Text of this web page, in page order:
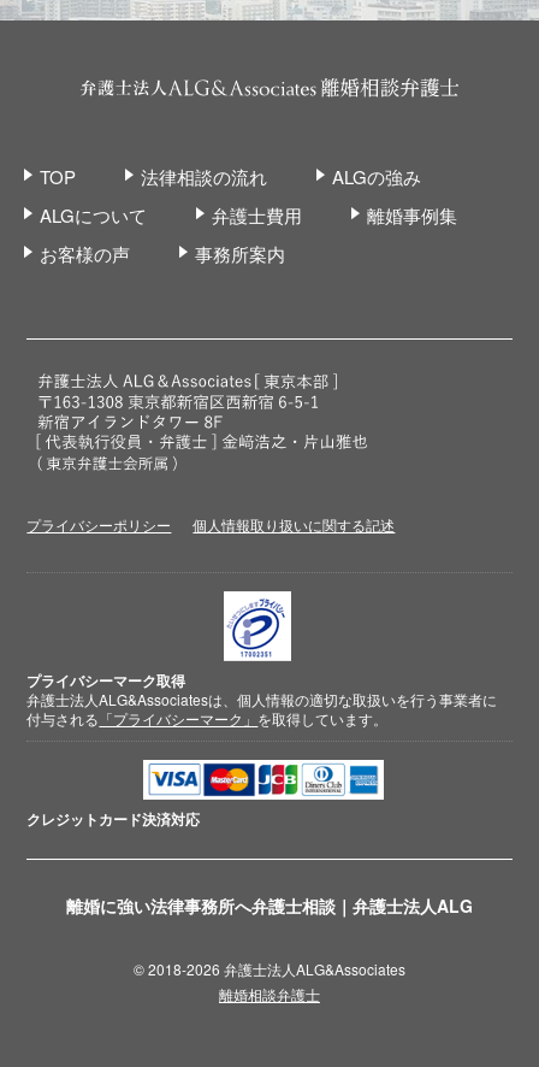
離婚に強い法律事務所へ弁護士相談｜弁護士法人ALG
TOP 法律相談の流れ
ALGの強み
ALGについて
弁護士費用
離婚事例集
お客様の声
事務所案内
プライバシーポリシー 個人情報取り扱いに関する記述
プライバシーマーク取得
弁護士法人ALG&Associatesは、個人情報の適切な取扱いを行う事業者に
付与される 「プライバシーマーク」 を取得しています。
クレジットカード決済対応
© 2018-2026 弁護士法人ALG&Associates
離婚相談弁護士